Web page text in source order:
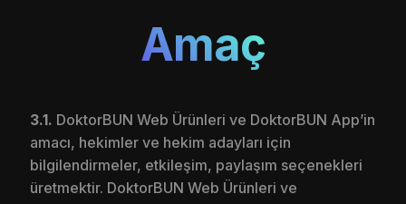
Amaç
3.1. DoktorBUN Web Ürünleri ve DoktorBUN App’in
amacı, hekimler ve hekim adayları için
bilgilendirmeler, etkileşim, paylaşım seçenekleri
üretmektir. DoktorBUN Web Ürünleri ve